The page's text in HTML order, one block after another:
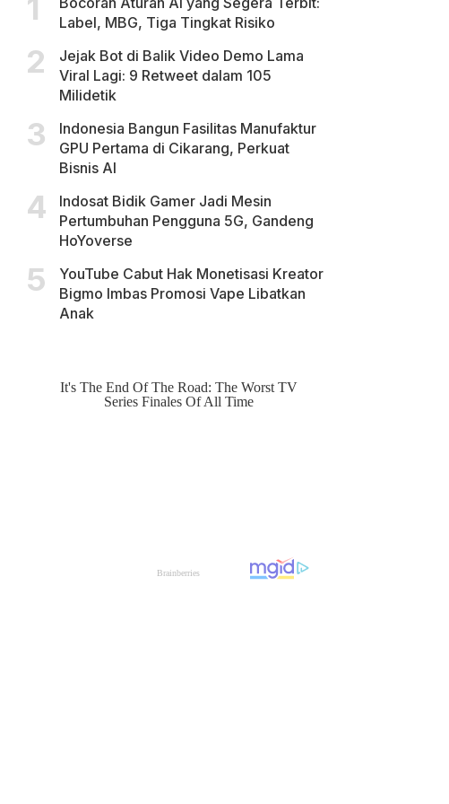
Label, MBG, Tiga Tingkat Risiko
Jejak Bot di Balik Video Demo Lama
Viral Lagi: 9 Retweet dalam 105
Milidetik
Indonesia Bangun Fasilitas Manufaktur
GPU Pertama di Cikarang, Perkuat
Bisnis AI
Indosat Bidik Gamer Jadi Mesin
Pertumbuhan Pengguna 5G, Gandeng
HoYoverse
YouTube Cabut Hak Monetisasi Kreator
Bigmo Imbas Promosi Vape Libatkan
Anak